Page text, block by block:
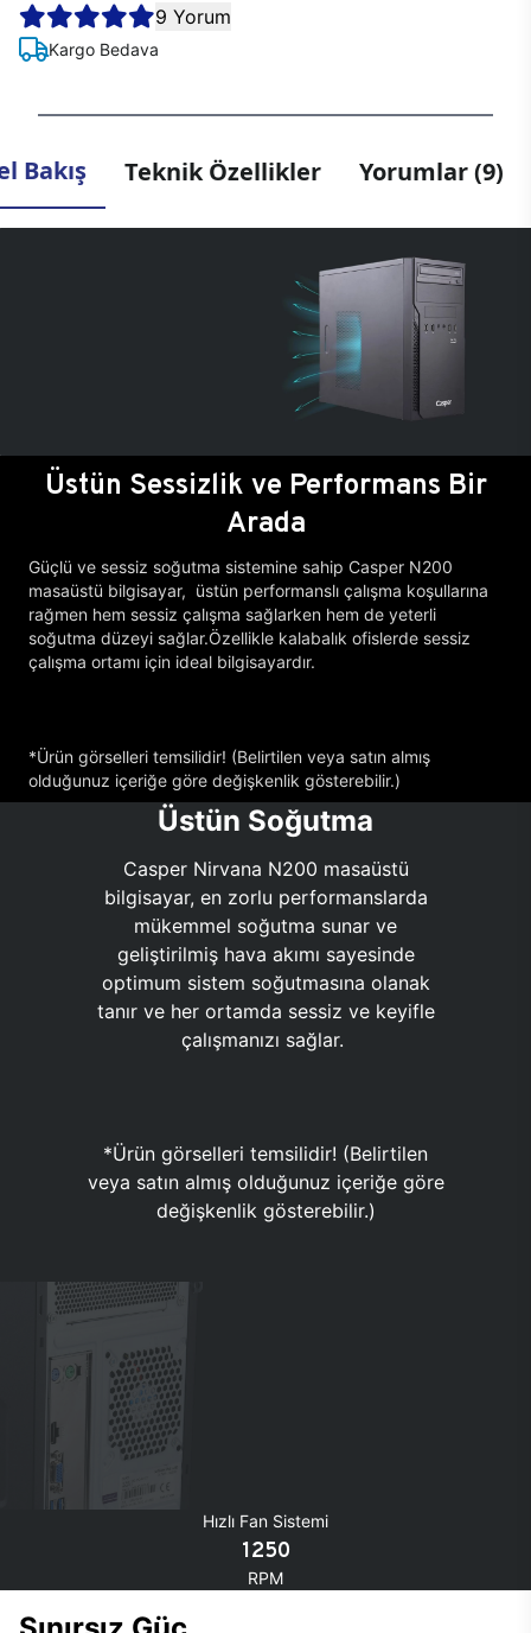
9 Yorum
Kargo Bedava
Bakış Teknik Özellikler Yorumlar (9)
Üstün Sessizlik ve Performans Bir
Arada
Güçlü ve sessiz soğutma sistemine sahip Casper N200
masaüstü bilgisayar, üstün performanslı çalışma koşullarına
rağmen hem sessiz çalışma sağlarken hem de yeterli
soğutma düzeyi sağlar.Özellikle kalabalık ofislerde sessiz
çalışma ortamı için ideal bilgisayardır.
*Ürün görselleri temsilidir! (Belirtilen veya satın almış
olduğunuz içeriğe göre değişkenlik gösterebilir.)
Üstün Soğutma
Casper Nirvana N200 masaüstü
bilgisayar, en zorlu performanslarda
mükemmel soğutma sunar ve
geliştirilmiş hava akımı sayesinde
optimum sistem soğutmasına olanak
tanır ve her ortamda sessiz ve keyifle
çalışmanızı sağlar.
*Ürün görselleri temsilidir! (Belirtilen
veya satın almış olduğunuz içeriğe göre
değişkenlik gösterebilir.)
Hızlı Fan Sistemi
1250
RPM